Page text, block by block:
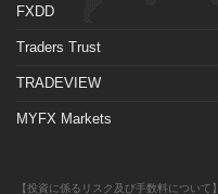
FXDD
Traders Trust
TRADEVIEW
MYFX Markets
【投資に係るリスク及び手数料について】